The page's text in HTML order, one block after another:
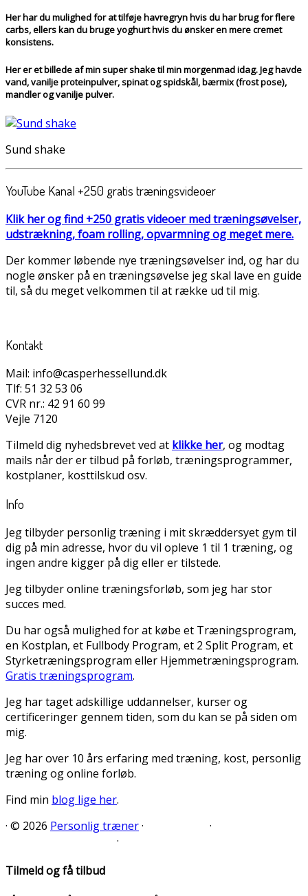
Her har du mulighed for at tilføje havregryn hvis du har brug for flere
carbs, ellers kan du bruge yoghurt hvis du ønsker en mere cremet
konsistens.
Her er et billede af min super shake til min morgenmad idag. Jeg havde
vand, vanilje proteinpulver, spinat og spidskål, bærmix (frost pose),
mandler og vanilje pulver.
Sund shake
YouTube Kanal +250 gratis træningsvideoer
Klik her og find +250 gratis videoer med træningsøvelser,
udstrækning, foam rolling, opvarmning og meget mere.
Der kommer løbende nye træningsøvelser ind, og har du
nogle ønsker på en træningsøvelse jeg skal lave en guide
til, så du meget velkommen til at række ud til mig.
Kontakt
Mail: info@casperhessellund.dk
Tlf: 51 32 53 06
CVR nr.: 42 91 60 99
Vejle 7120
Tilmeld dig nyhedsbrevet ved at klikke her, og modtag
mails når der er tilbud på forløb, træningsprogrammer,
kostplaner, kosttilskud osv.
Info
Jeg tilbyder personlig træning i mit skræddersyet gym til
dig på min adresse, hvor du vil opleve 1 til 1 træning, og
ingen andre kigger på dig eller er tilstede.
Jeg tilbyder online træningsforløb, som jeg har stor
succes med.
Du har også mulighed for at købe et Træningsprogram,
en Kostplan, et Fullbody Program, et 2 Split Program, et
Styrketræningsprogram eller Hjemmetræningsprogram.
Gratis træningsprogram.
Jeg har taget adskillige uddannelser, kurser og
certificeringer gennem tiden, som du kan se på siden om
mig.
Jeg har over 10 års erfaring med træning, kost, personlig
træning og online forløb.
Find min blog lige her.
· © 2026 Personlig træner·
·
·
Tilmeld og få tilbud